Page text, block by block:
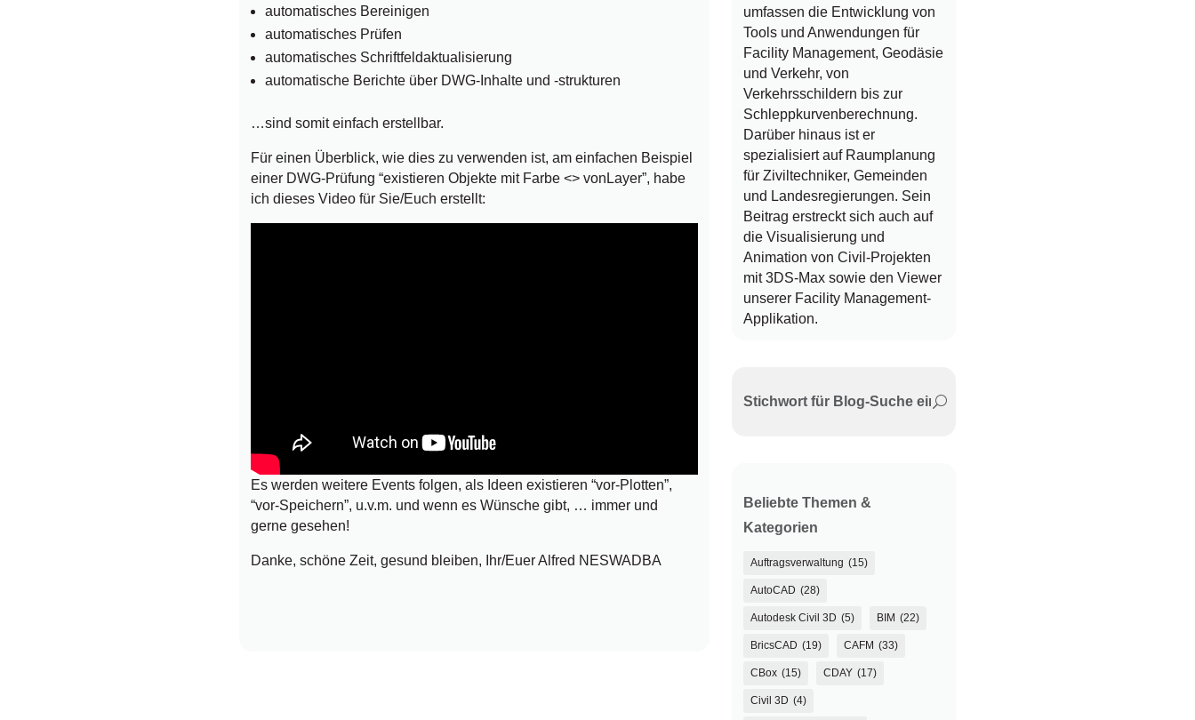
automatisches Bereinigen
automatisches Prüfen
automatisches Schriftfeldaktualisierung
automatische Berichte über DWG-Inhalte und -strukturen
…sind somit einfach erstellbar.
Für einen Überblick, wie dies zu verwenden ist, am einfachen Beispiel
einer DWG-Prüfung “existieren Objekte mit Farbe <> vonLayer”, habe
ich dieses Video für Sie/Euch erstellt:
Es werden weitere Events folgen, als Ideen existieren “vor-Plotten”,
“vor-Speichern”, u.v.m. und wenn es Wünsche gibt, … immer und
gerne gesehen!
Danke, schöne Zeit, gesund bleiben, Ihr/Euer Alfred NESWADBA
umfassen die Entwicklung von
Tools und Anwendungen für
Facility Management, Geodäsie
und Verkehr, von
Verkehrsschildern bis zur
Schleppkurvenberechnung.
Darüber hinaus ist er
spezialisiert auf Raumplanung
für Ziviltechniker, Gemeinden
und Landesregierungen. Sein
Beitrag erstreckt sich auch auf
die Visualisierung und
Animation von Civil-Projekten
mit 3DS-Max sowie den Viewer
unserer Facility Management-
Applikation.
Beliebte Themen &
Kategorien
Auftragsverwaltung (15)
AutoCAD (28)
Autodesk Civil 3D (5) BIM (22)
BricsCAD (19) CAFM (33)
CBox (15) CDAY (17)
Civil 3D (4)